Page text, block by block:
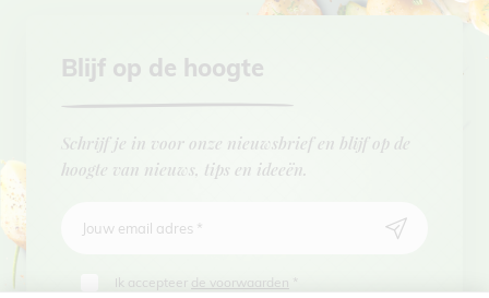
Blijf op de hoogte
Schrijf je in voor onze nieuwsbrief en blijf op de
hoogte van nieuws, tips en ideeën.
Jouw email adres *
Ik accepteer de voorwaarden *